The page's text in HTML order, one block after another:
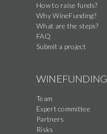
How to raise funds?
Why WineFunding?
What are the steps?
FAQ
Submit a project
WINEFUNDING
Team
Expert committee
Partners
Risks